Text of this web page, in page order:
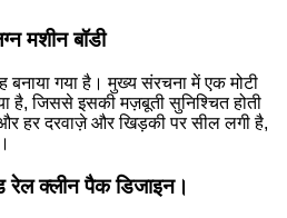
मशीन बॉडी
गया है। मुख्य संरचना में एक मोटी
है, जिससे इसकी मज़बूती सुनिश्चित होती
हर दरवाज़े और खिड़की पर सील लगी है,
क्लीन पैक डिजाइन।